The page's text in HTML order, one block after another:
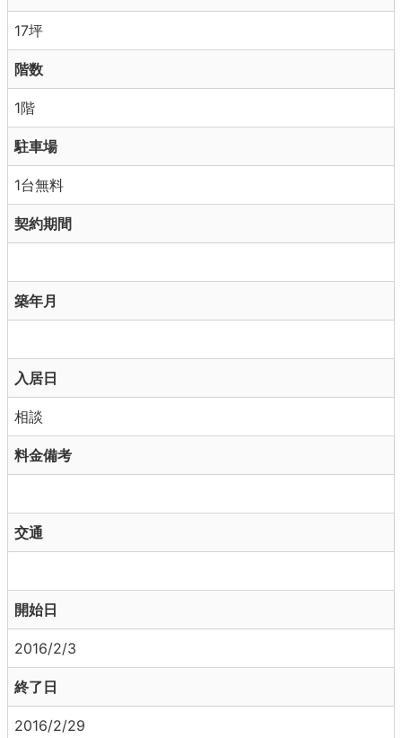
17坪
階数
1階
駐車場
1台無料
契約期間
築年月
入居日
相談
料金備考
交通
開始日
2016/2/3
終了日
2016/2/29